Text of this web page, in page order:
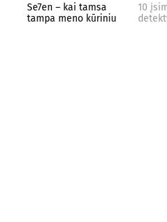
Se7en – kai tamsa
tampa meno kūriniu
10